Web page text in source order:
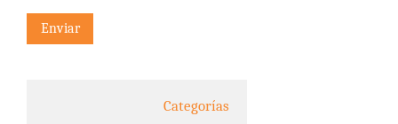
Categorías